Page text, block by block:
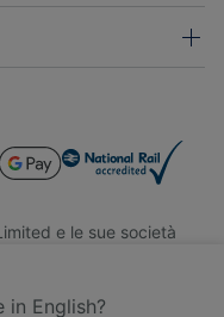
e le sue società
e Galles. Società
St, EC4A 4AH, Londra,
in English?